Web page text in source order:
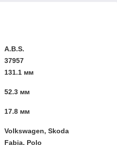
A.B.S.
37957
131.1 мм
52.3 мм
17.8 мм
Volkswagen, Skoda
Fabia, Polo